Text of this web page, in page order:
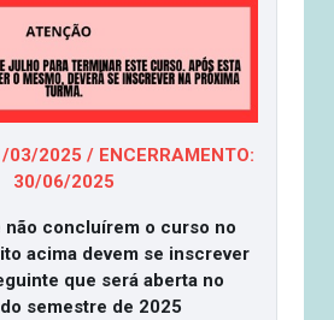
03/2025 / ENCERRAMENTO:
30/06/2025
não concluírem o curso no
acima devem se inscrever
que será aberta no
semestre de 2025